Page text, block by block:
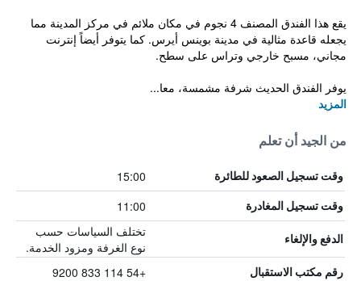
يقع هذا الفندق المصنف 4 نجوم في مكان ملائم في مركز المدينة مما
يجعله قاعدة مثالية في مدينة بوينس أيرس. كما يتوفر أيضاً إنترنت
مجاني، مسبح خارجي وتراس على سطح.
يوفر الفندق الحديث شرفة مشمسة، معا...
المزيد
من الجيد أن تعلم
وقت تسجيل الصعود للطائرة 15:00
وقت تسجيل المغادرة 11:00
الدفع والإلغاء
تختلف السياسات حسب
نوع الغرفة ومزود الخدمة.
رقم مكتب الاستقبال +54 114 833 9200